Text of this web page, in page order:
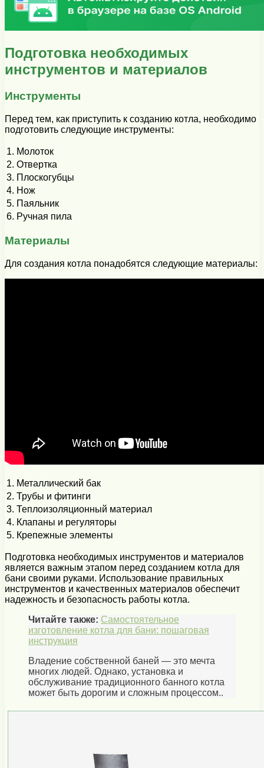
Подготовка необходимых
инструментов и материалов
Инструменты
Перед тем, как приступить к созданию котла, необходимо
подготовить следующие инструменты:
1. Молоток
2. Отвертка
3. Плоскогубцы
4. Нож
5. Паяльник
6. Ручная пила
Материалы
Для создания котла понадобятся следующие материалы:
1. Металлический бак
2. Трубы и фитинги
3. Теплоизоляционный материал
4. Клапаны и регуляторы
5. Крепежные элементы
Подготовка необходимых инструментов и материалов
является важным этапом перед созданием котла для
бани своими руками. Использование правильных
инструментов и качественных материалов обеспечит
надежность и безопасность работы котла.
Читайте также: Самостоятельное
изготовление котла для бани: пошаговая
инструкция
Владение собственной баней — это мечта
многих людей. Однако, установка и
обслуживание традиционного банного котла
может быть дорогим и сложным процессом..